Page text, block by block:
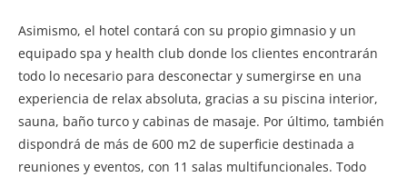
Asimismo, el hotel contará con su propio gimnasio y un
equipado spa y health club donde los clientes encontrarán
todo lo necesario para desconectar y sumergirse en una
experiencia de relax absoluta, gracias a su piscina interior,
sauna, baño turco y cabinas de masaje. Por último, también
dispondrá de más de 600 m2 de superficie destinada a
reuniones y eventos, con 11 salas multifuncionales. Todo